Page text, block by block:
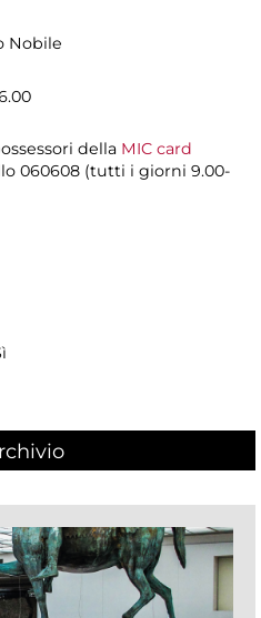
Nobile
della MIC card
060608 (tutti i giorni 9.00-